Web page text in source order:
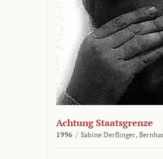
Achtung Staatsgrenze
1996 / Sabine Derflinger,